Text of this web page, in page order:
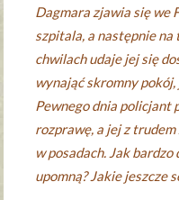
Dagmara zjawia się we
szpitala, a następnie
chwilach udaje jej się
wynająć skromny
Pewnego dnia policjant
rozprawę, a jej z
w posadach. Jak bardzo
upomną? Jakie